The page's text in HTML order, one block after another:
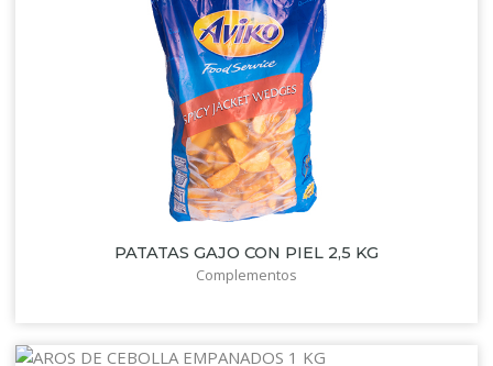
PATATAS GAJO CON PIEL 2,5 KG
Complementos